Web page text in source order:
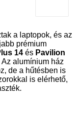
a laptopok, és az
prémium
14 és Pavilion
alumínium ház
de a hűtésben is
is elérhető,